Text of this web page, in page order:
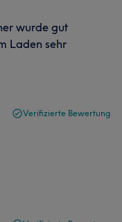
wurde gut
Laden sehr
Verifizierte Bewertung